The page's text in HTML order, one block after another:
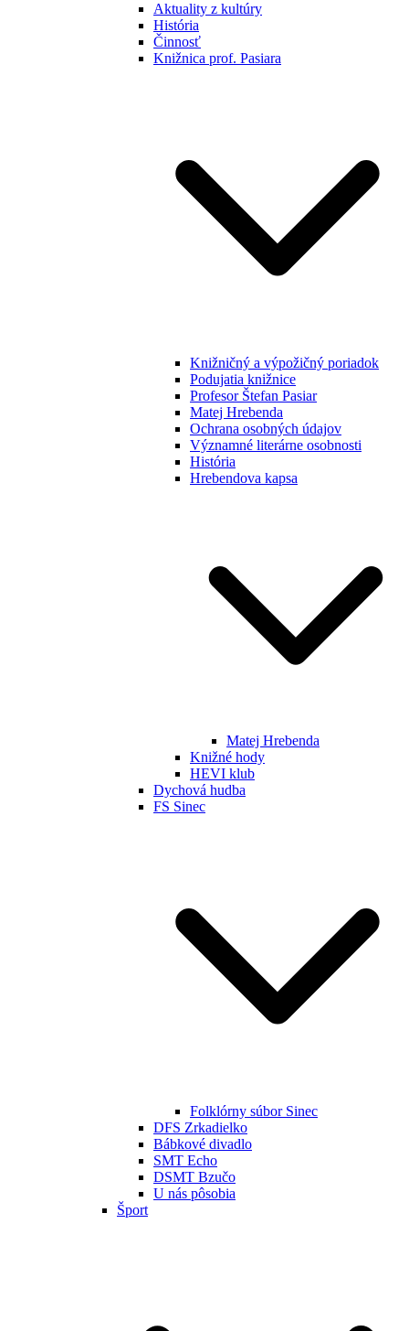
Aktuality z kultúry
História
Činnosť
Knižnica prof. Pasiara
Knižničný a výpožičný poriadok
Podujatia knižnice
Profesor Štefan Pasiar
Matej Hrebenda
Ochrana osobných údajov
Významné literárne osobnosti
História
Hrebendova kapsa
Matej Hrebenda
Knižné hody
HEVI klub
Dychová hudba
FS Sinec
Folklórny súbor Sinec
DFS Zrkadielko
Bábkové divadlo
SMT Echo
DSMT Bzučo
U nás pôsobia
Šport